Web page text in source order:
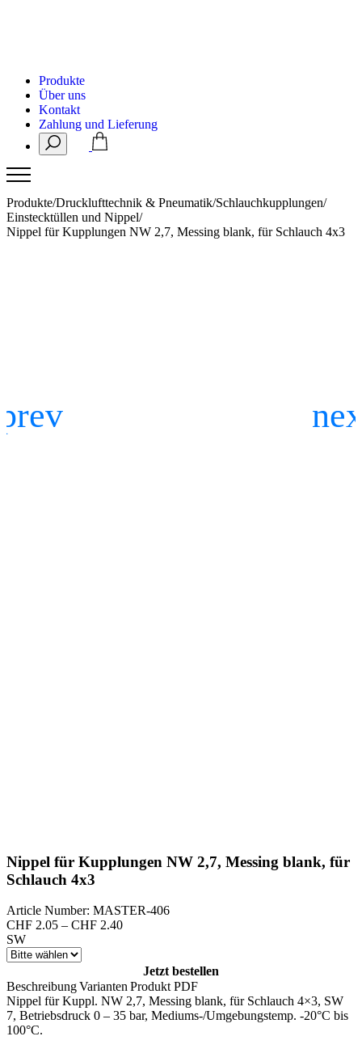
Produkte
Über uns
Kontakt
Zahlung und Lieferung
Produkte/Drucklufttechnik & Pneumatik/Schlauchkupplungen/
Einstecktüllen und Nippel/
Nippel für Kupplungen NW 2,7, Messing blank, für Schlauch 4x3
Nippel für Kupplungen NW 2,7, Messing blank, für
Schlauch 4x3
Article Number: MASTER-406
CHF 2.05 – CHF 2.40Preisspanne:
CHF 2.40
SW
Jetzt bestellen
BeschreibungVarianten Produkt PDF
Nippel für Kuppl. NW 2,7, Messing blank, für Schlauch 4×3, SW
7, Betriebsdruck 0 – 35 bar, Mediums-/Umgebungstemp. -20°C bis
100°C.